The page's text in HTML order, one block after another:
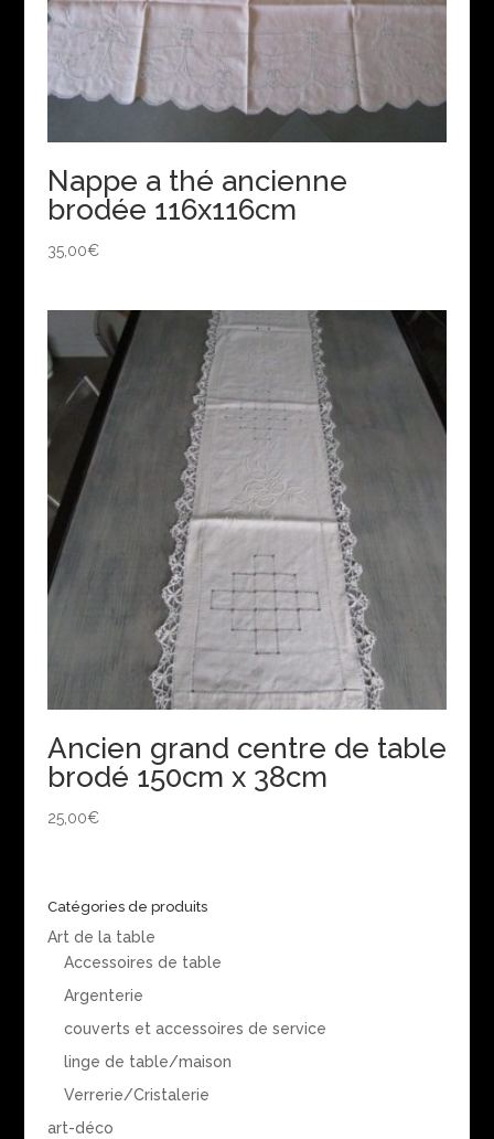
Nappe a thé ancienne
brodée 116x116cm
35,00€
Ancien grand centre de table
brodé 150cm x 38cm
25,00€
Catégories de produits
Art de la table
Accessoires de table
Argenterie
couverts et accessoires de service
linge de table/maison
Verrerie/Cristalerie
art-déco